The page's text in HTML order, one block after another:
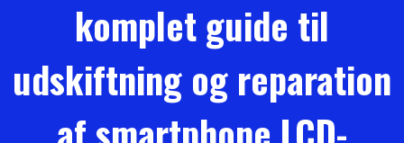
komplet guide til
udskiftning og reparation